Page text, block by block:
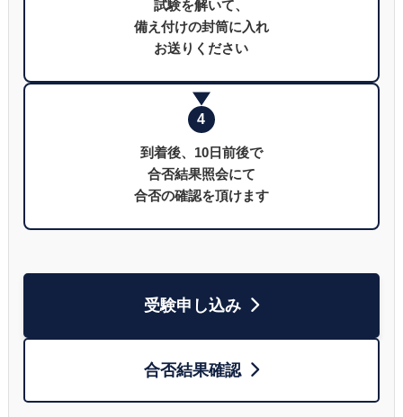
試験を解いて、
備え付けの封筒に入れ
お送りください
4
到着後、10日前後で
合否結果照会にて
合否の確認を頂けます
受験申し込み
合否結果確認